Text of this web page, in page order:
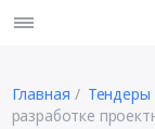
Главная Тендеры
разработке